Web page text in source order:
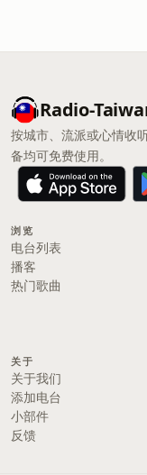
Radio-
按城市、流派或心情收
备均可免费使用。
浏览
电台列表
播客
热门歌曲
关于
关于我们
添加电台
小部件
反馈